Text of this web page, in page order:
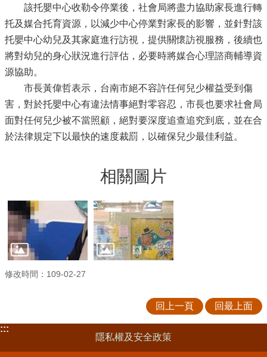
該托嬰中心收勒令停業後，社會局將盡力協助家長進行轉
托及媒合托育資源，以減少中心停業對家長的影響，並針對該
托嬰中心幼兒及其家庭進行訪視，提供關懷訪視服務，後續也
將對幼兒的身心狀況進行評估，必要時將媒合心理諮商輔導資
源協助。
市長黃偉哲表示，台南市絕不容許任何兒少權益受到傷
害，對於托嬰中心有違法情事絕對零容忍，市長也要求社會局
面對任何兒少被不當照顧，絕對要深度追查追究到底，並在合
於法律規定下以最快的速度裁罰，以確保兒少最佳利益。
相關圖片
修改時間：109-02-27
回上一頁 回最上面
:::
隱私權及安全政策